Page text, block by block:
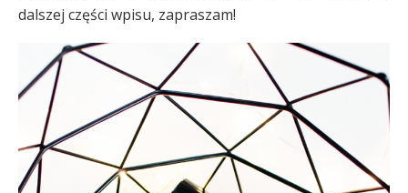
dalszej części wpisu, zapraszam!